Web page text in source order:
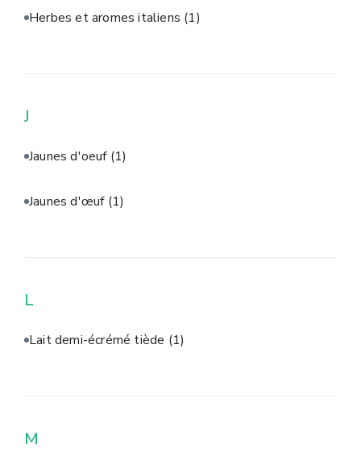
Herbes et aromes italiens (1)
J
Jaunes d'oeuf (1)
Jaunes d'œuf (1)
L
Lait demi-écrémé tiède (1)
M